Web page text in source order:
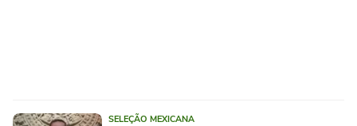
SELEÇÃO MEXICANA